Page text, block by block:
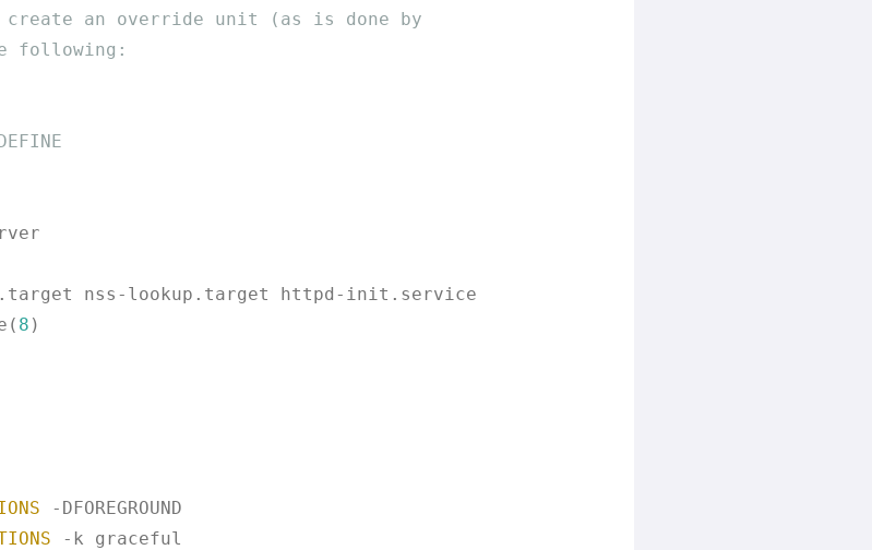
create an override unit (as is done by
and enter the following:
DMY_DEFINE
8 )